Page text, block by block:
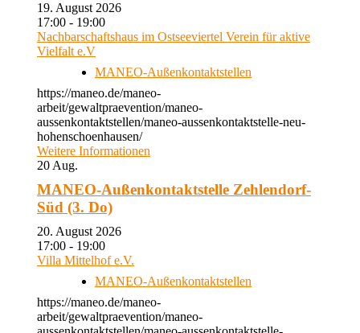
19. August 2026
17:00 - 19:00
Nachbarschaftshaus im Ostseeviertel Verein für aktive
Vielfalt e.V
MANEO-Außenkontaktstellen
https://maneo.de/maneo-
arbeit/gewaltpraevention/maneo-
aussenkontaktstellen/maneo-aussenkontaktstelle-neu-
hohenschoenhausen/
Weitere Informationen
20 Aug.
MANEO-Außenkontaktstelle Zehlendorf-
Süd (3. Do)
20. August 2026
17:00 - 19:00
Villa Mittelhof e.V.
MANEO-Außenkontaktstellen
https://maneo.de/maneo-
arbeit/gewaltpraevention/maneo-